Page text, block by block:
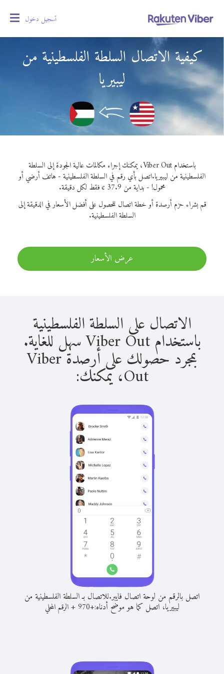
تسجيل دخول
كيفية الاتصال السلطة الفلسطينية من
ليبيريا
باستخدام Viber Out، يمكنك إجراء مكالمات عالية الجودة إلى السلطة
الفلسطينية من ليبيريا.اتصل بأي رقم في السلطة الفلسطينية - هاتف أرضي أو
محمول! - بداية من 37.9 ¢ فقط لكل دقيقة.
قم بشراء حزم أرصدة أو خطة اتصال للحصول على أفضل الأسعار في الدقيقة إلى
السلطة الفلسطينية.
عرض الأسعار
الاتصال على السلطة الفلسطينية
باستخدام Viber Out سهل للغاية.
بمجرد حصولك على أرصدة Viber
Out، يمكنك:
اتصل بالرقم من لوحة اتصال فايبر.للاتصال بـ السلطة الفلسطينية من
ليبيريا، اتصل كما هو موضح أدناه:+
970
+الرقم المحلي